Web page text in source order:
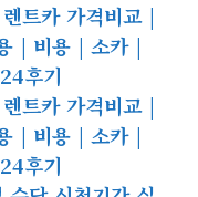
트카 가격비교 |
| 비용 | 소카 |
후기
트카 가격비교 |
| 비용 | 소카 |
후기